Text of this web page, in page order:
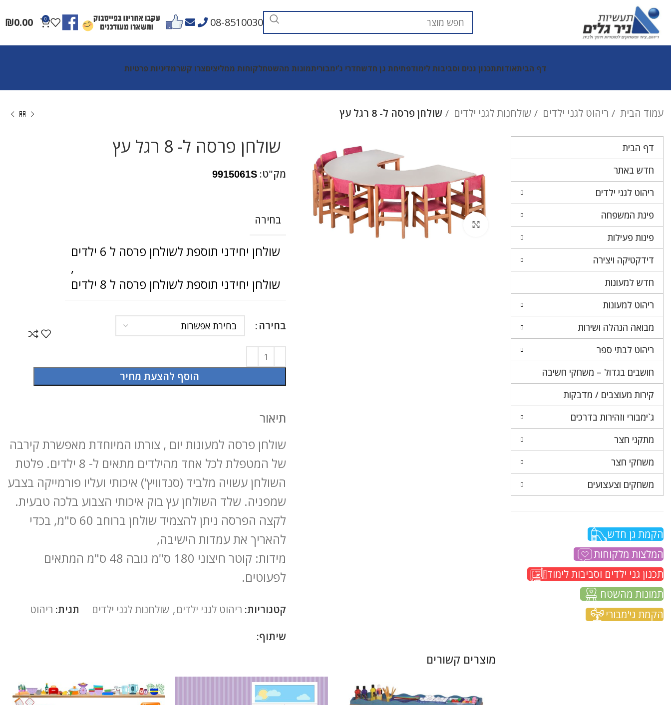
08-8510030
0
₪0.00
דף הביתאודותתכנון גנים וסביבות לימודפתיחת גן חדשחדרי ג’ימבוריתמונות מהשטחלקוחות ממליציםצרו קשרמדיניות פרטיות
עמוד הבית ריהוט לגני ילדים שולחנות לגני ילדים שולחן פרסה ל- 8 רגל עץ
דף הבית
חדש באתר
ריהוט לגני ילדים
פינת המשפחה
פינות פעילות
דידקטיקה ויצירה
חדש למעונות
ריהוט למעונות
מבואה הנהלה ושירות
ריהוט לבתי ספר
חושבים בגדול – משחקי חשיבה
קירות מעוצבים / מדבקות
ג`ימבורי וזהירות בדרכים
מתקני חצר
משחקי חצר
משחקים וצעצועים
הקמת גן חדש
המלצות מלקוחות
תכנון גני ילדים וסביבות לימוד
תמונות מהשטח
הקמת גי'מבורי
לחץ להגדלה
שולחן פרסה ל- 8 רגל עץ
מק"ט: 9915061S
בחירה
שולחן יחידני תוספת לשולחן פרסה ל 6 ילדים
,
שולחן יחידני תוספת לשולחן פרסה ל 8 ילדים
בחירה
הוסף להצעת מחיר
תיאור
שולחן פרסה למעונות יום , צורתו המיוחדת מאפשרת קירבה
של המטפלת לכל אחד מהילדים מתאים ל- 8 ילדים. פלטת
השולחן עשויה מלביד (סנדוויץ') איכותי ועליו פורמייקה בצבע
שמפניה. שלד השולחן עץ בוק איכותי הצבוע בלכה טבעית.
לקצה הפרסה ניתן להצמיד שולחן ברוחב 60 ס"מ, בכדי
להאריך את עמדות הישיבה,
מידות: קוטר חיצוני 180 ס"מ גובה 48 ס"מ המתאים
לפעוטים.
קטגוריות: ריהוט לגני ילדים, שולחנות לגני ילדים תגית: ריהוט
שיתוף:
מוצרים קשורים